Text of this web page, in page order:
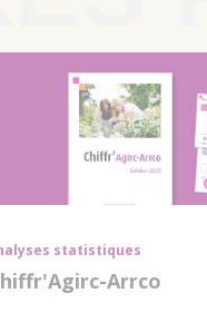
statistiques
Arrco